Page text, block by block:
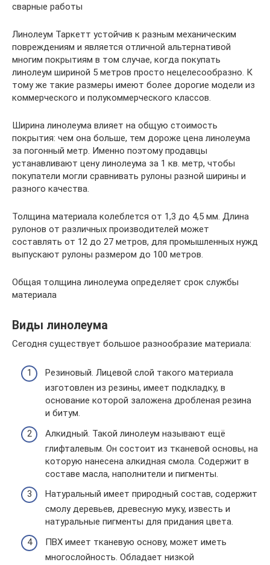
сварные работы
Линолеум Таркетт устойчив к разным механическим
повреждениям и является отличной альтернативой
многим покрытиям в том случае, когда покупать
линолеум шириной 5 метров просто нецелесообразно. К
тому же такие размеры имеют более дорогие модели из
коммерческого и полукоммерческого классов.
Ширина линолеума влияет на общую стоимость
покрытия: чем она больше, тем дороже цена линолеума
за погонный метр. Именно поэтому продавцы
устанавливают цену линолеума за 1 кв. метр, чтобы
покупатели могли сравнивать рулоны разной ширины и
разного качества.
Толщина материала колеблется от 1,3 до 4,5 мм. Длина
рулонов от различных производителей может
составлять от 12 до 27 метров, для промышленных нужд
выпускают рулоны размером до 100 метров.
Общая толщина линолеума определяет срок службы
материала
Виды линолеума
Сегодня существует большое разнообразие материала:
Резиновый. Лицевой слой такого материала
изготовлен из резины, имеет подкладку, в
основание которой заложена дробленая резина
и битум.
Алкидный. Такой линолеум называют ещё
глифталевым. Он состоит из тканевой основы, на
которую нанесена алкидная смола. Содержит в
составе масла, наполнители и пигменты.
Натуральный имеет природный состав, содержит
смолу деревьев, древесную муку, известь и
натуральные пигменты для придания цвета.
ПВХ имеет тканевую основу, может иметь
многослойность. Обладает низкой